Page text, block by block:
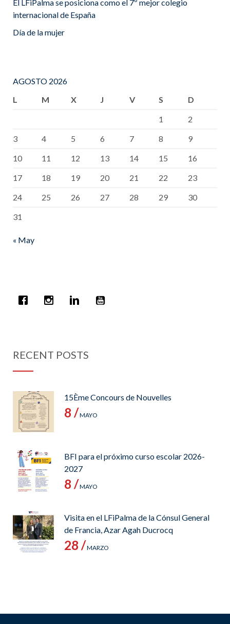
El LFiPalma se posiciona como el 7º mejor colegio
internacional de España
Día de la mujer
AGOSTO 2026
L
M X J V S
D
1
2
3
4 5 6 7 8
9
10
11 12 13 14 15
16
17
18 19 20 21 22
23
24
25 26 27 28 29
30
31
« May
RECENT POSTS
15Ème Concours de Nouvelles
8 /MAYO
BFI para el próximo curso escolar 2026-
2027
8 /MAYO
Visita en el LFiPalma de la Cónsul General
de Francia, Azar Agah Ducrocq
28 /MARZO